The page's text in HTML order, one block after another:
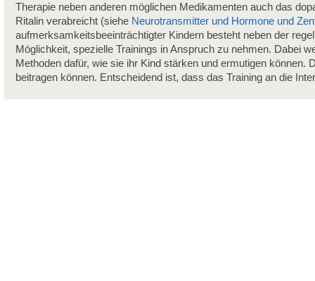
Therapie neben anderen möglichen Medikamenten auch das
Ritalin verabreicht (siehe Neurotransmitter und Hormone und
aufmerksamkeitsbeeinträchtigter Kindern besteht neben der
Möglichkeit, spezielle Trainings in Anspruch zu nehmen. Dabei
Methoden dafür, wie sie ihr Kind stärken und ermutigen können.
beitragen können. Entscheidend ist, dass das Training an die